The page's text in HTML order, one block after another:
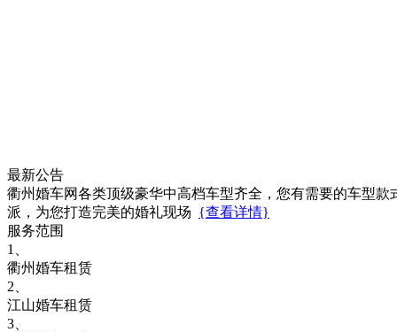
最新公告
衢州婚车网各类顶级豪华中高档车型齐全，您有需要的车型
派，为您打造完美的婚礼现场 {查看详情}
服务范围
1、
衢州婚车租赁
2、
江山婚车租赁
3、